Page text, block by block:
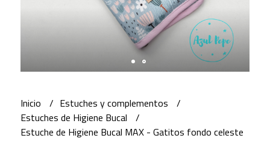
Inicio
Estuches y complementos
Estuches de Higiene Bucal
Estuche de Higiene Bucal MAX - Gatitos fondo celeste